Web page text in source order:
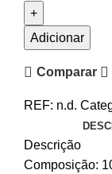
Adicionar
Comparar
REF: n.d.
Descrição
Composição: